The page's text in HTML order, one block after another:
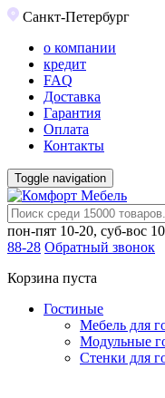
Санкт-Петербург
о компании
кредит
FAQ
Доставка
Гарантия
Оплата
Контакты
Toggle navigation
пон-пят 10-20, суб-вос
88-28 Обратный звонок
Корзина пуста
Гостиные
Мебель для
Модульные
Стенки для